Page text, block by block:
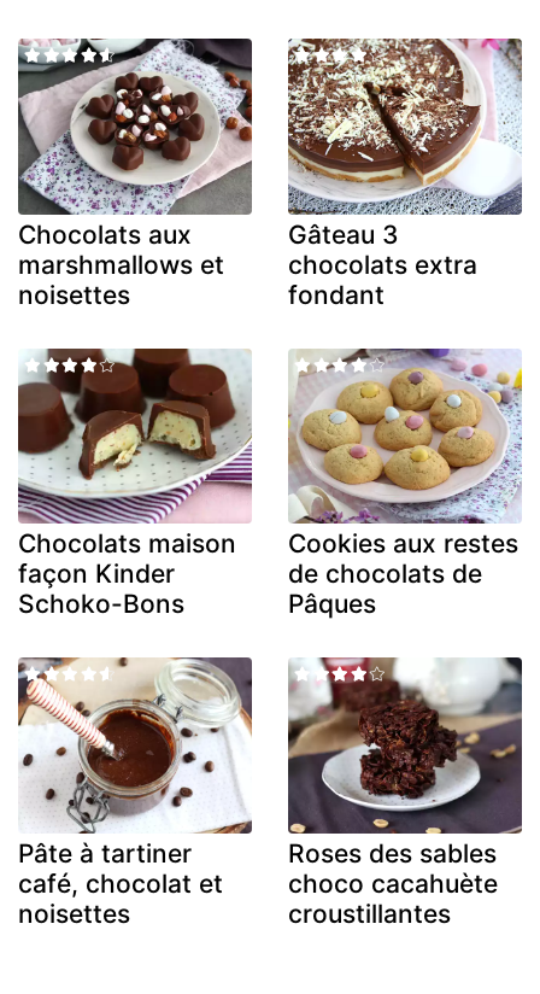
Chocolats aux
marshmallows et
noisettes
Gâteau 3
chocolats extra
fondant
Chocolats maison
façon Kinder
Schoko-Bons
Cookies aux restes
de chocolats de
Pâques
Pâte à tartiner
café, chocolat et
noisettes
Roses des sables
choco cacahuète
croustillantes